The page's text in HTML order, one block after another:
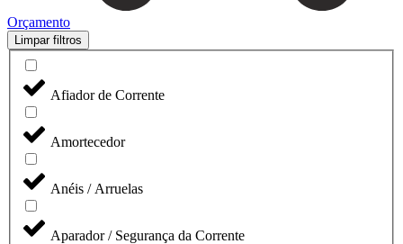
Orçamento
Limpar filtros
Afiador de Corrente
Amortecedor
Anéis / Arruelas
Aparador / Segurança da Corrente